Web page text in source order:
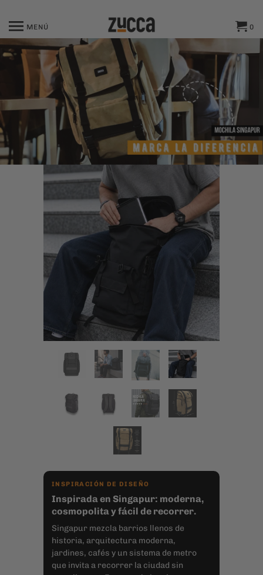
MENÚ 0
INSPIRACIÓN DE DISEÑO
Inspirada en Singapur: moderna,
Singapur mezcla barrios llenos de
historia, arquitectura moderna,
complicarse. Esa mezcla inspira una
mochila práctica, urbana y con aire
outdoor/hipster: cómoda para moverte,
distinta en su diseño y funcional para
acompañarte entre trabajo, estudio,
viajes y ciudad.
Para llevar tu día con orden, comodidad